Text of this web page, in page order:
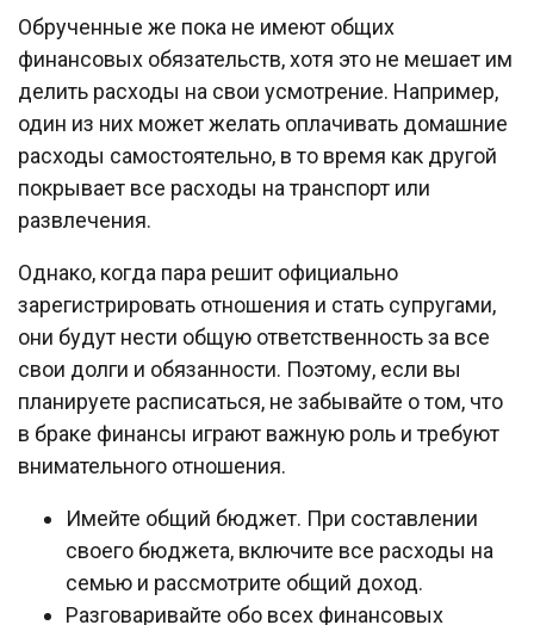
Обрученные же пока не имеют общих
финансовых обязательств, хотя это не мешает им
делить расходы на свои усмотрение. Например,
один из них может желать оплачивать домашние
расходы самостоятельно, в то время как другой
покрывает все расходы на транспорт или
развлечения.
Однако, когда пара решит официально
зарегистрировать отношения и стать супругами,
они будут нести общую ответственность за все
свои долги и обязанности. Поэтому, если вы
планируете расписаться, не забывайте о том, что
в браке финансы играют важную роль и требуют
внимательного отношения.
Имейте общий бюджет. При составлении
своего бюджета, включите все расходы на
семью и рассмотрите общий доход.
Разговаривайте обо всех финансовых